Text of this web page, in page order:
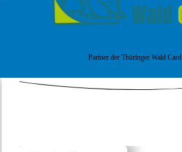
Partner der Thüringer Wald Card